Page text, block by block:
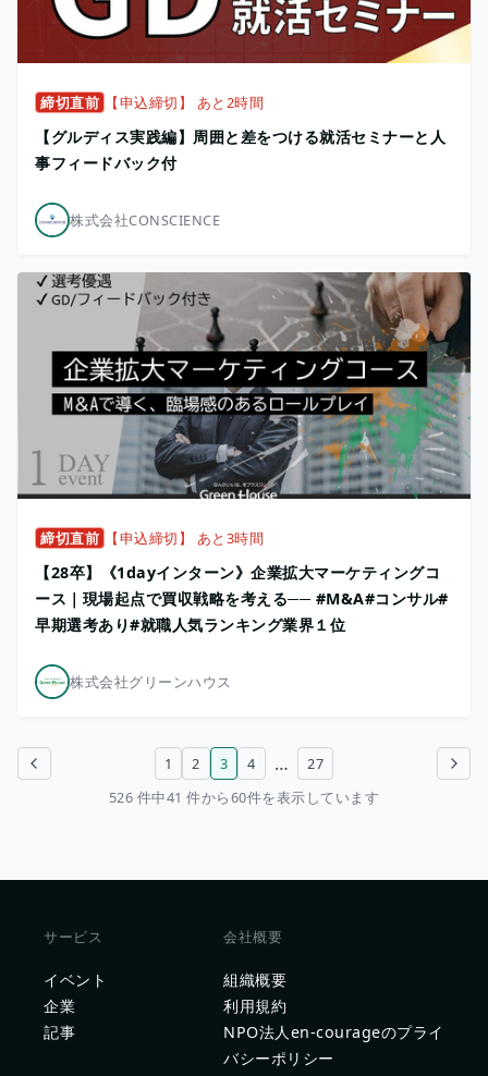
締切直前 【申込締切】 あと2時間
【グルディス実践編】周囲と差をつける就活セミナーと人
事フィードバック付
株式会社CONSCIENCE
締切直前 【申込締切】 あと3時間
​【28卒】《1dayインターン》企業拡大マーケティングコ
ース｜現場起点で買収戦略を考える── #M&A#コンサル#
早期選考あり#就職人気ランキング業界１位
株式会社グリーンハウス
前のページ 次のページ
1 2 3 4 …
27
526 件中41 件から60件を表示しています
サービス
イベント
企業
記事
会社概要
組織概要
利用規約
NPO法人en-courageのプライ
バシーポリシー